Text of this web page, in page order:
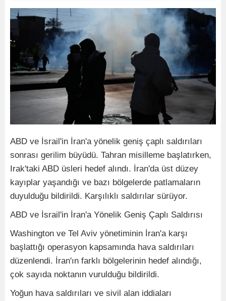
ABD ve İsrail'in İran'a yönelik geniş çaplı saldırıları
sonrası gerilim büyüdü. Tahran misilleme başlatırken,
Irak'taki ABD üsleri hedef alındı. İran'da üst düzey
kayıplar yaşandığı ve bazı bölgelerde patlamaların
duyulduğu bildirildi. Karşılıklı saldırılar sürüyor.
ABD ve İsrail'in İran'a Yönelik Geniş Çaplı Saldırısı
Washington ve Tel Aviv yönetiminin İran'a karşı
başlattığı operasyon kapsamında hava saldırıları
düzenlendi. İran'ın farklı bölgelerinin hedef alındığı,
çok sayıda noktanın vurulduğu bildirildi.
Yoğun hava saldırıları ve sivil alan iddiaları